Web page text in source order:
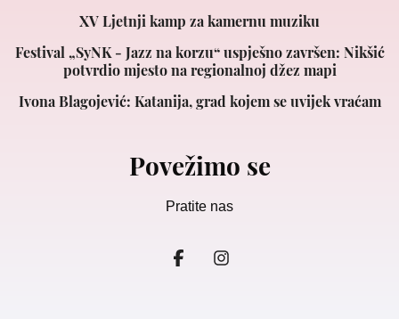
XV Ljetnji kamp za kamernu muziku
Festival „SyNK - Jazz na korzu“ uspješno završen: Nikšić
potvrdio mjesto na regionalnoj džez mapi
Ivona Blagojević: Katanija, grad kojem se uvijek vraćam
Povežimo se
Pratite nas